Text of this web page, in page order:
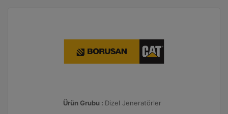
Ürün Grubu : Dizel Jeneratörler